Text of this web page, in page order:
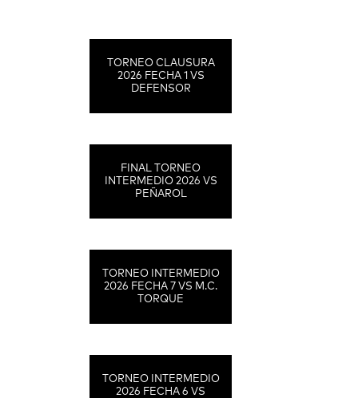
TORNEO CLAUSURA
2026 FECHA 1 VS
DEFENSOR
FINAL TORNEO
INTERMEDIO 2026 VS
PEÑAROL
TORNEO INTERMEDIO
2026 FECHA 7 VS M.C.
TORQUE
TORNEO INTERMEDIO
2026 FECHA 6 VS